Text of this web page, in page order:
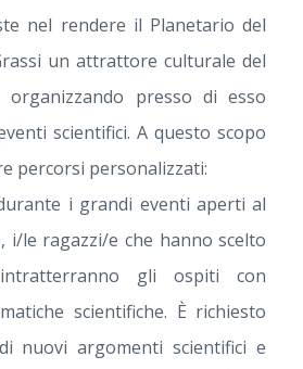
nel rendere il Planetario del
un attrattore culturale del
presso di esso
scientifici. A questo scopo
percorsi personalizzati:
i grandi eventi aperti al
i/le ragazzi/e che hanno scelto
gli ospiti con
scientifiche. È richiesto
nuovi argomenti scientifici e